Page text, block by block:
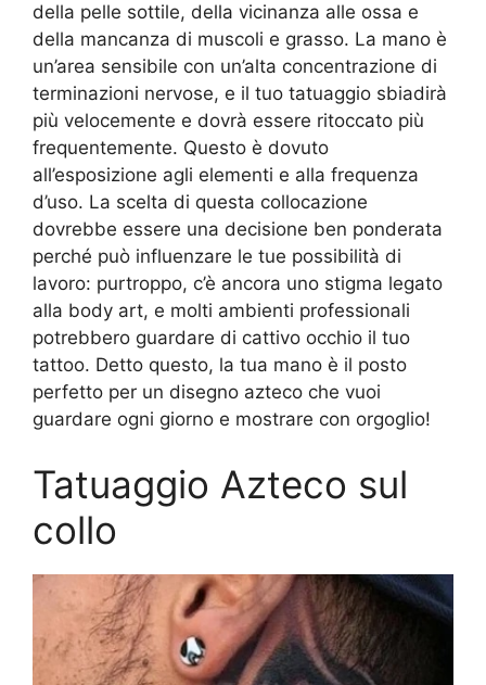
della pelle sottile, della vicinanza alle ossa e
della mancanza di muscoli e grasso. La mano è
un’area sensibile con un’alta concentrazione di
terminazioni nervose, e il tuo tatuaggio sbiadirà
più velocemente e dovrà essere ritoccato più
frequentemente. Questo è dovuto
all’esposizione agli elementi e alla frequenza
d’uso. La scelta di questa collocazione
dovrebbe essere una decisione ben ponderata
perché può influenzare le tue possibilità di
lavoro: purtroppo, c’è ancora uno stigma legato
alla body art, e molti ambienti professionali
potrebbero guardare di cattivo occhio il tuo
tattoo. Detto questo, la tua mano è il posto
perfetto per un disegno azteco che vuoi
guardare ogni giorno e mostrare con orgoglio!
Tatuaggio Azteco sul
collo